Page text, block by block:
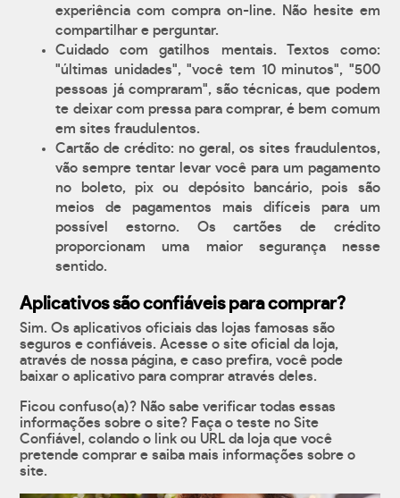
experiência com compra on-line. Não hesite em
compartilhar e perguntar.
Cuidado com gatilhos mentais. Textos como:
"últimas unidades", "você tem 10 minutos", "500
pessoas já compraram", são técnicas, que podem
te deixar com pressa para comprar, é bem comum
em sites fraudulentos.
Cartão de crédito: no geral, os sites fraudulentos,
vão sempre tentar levar você para um pagamento
no boleto, pix ou depósito bancário, pois são
meios de pagamentos mais difíceis para um
possível estorno. Os cartões de crédito
proporcionam uma maior segurança nesse
sentido.
Aplicativos são confiáveis para comprar?
Sim. Os aplicativos oficiais das lojas famosas são
seguros e confiáveis. Acesse o site oficial da loja,
através de nossa página, e caso prefira, você pode
baixar o aplicativo para comprar através deles.
Ficou confuso(a)? Não sabe verificar todas essas
informações sobre o site? Faça o teste no Site
Confiável, colando o link ou URL da loja que você
pretende comprar e saiba mais informações sobre o
site.